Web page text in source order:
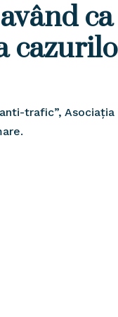
trafic”, Asociația